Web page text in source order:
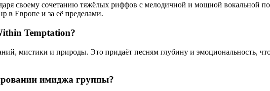
своему сочетанию тяжёлых риффов с мелодичной и мощной вокальной
в Европе и за её пределами.
Temptation?
мистики и природы. Это придаёт песням глубину и эмоциональность,
имиджа группы?